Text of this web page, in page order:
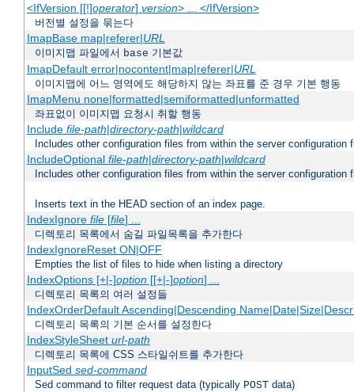
<IfVersion [[!]operator] version> ... </IfVersion>
버전별 설정을 묶는다
ImapBase map|referer|URL
이미지맵 파일에서 base 기본값
ImapDefault error|nocontent|map|referer|URL
이미지맵에 어느 영역에도 해당하지 않는 좌표를 준 경우 기본 행동
ImapMenu none|formatted|semiformatted|unformatted
좌표없이 이미지맵 요청시 취할 행동
Include file-path|directory-path|wildcard
Includes other configuration files from within the server configuration
IncludeOptional file-path|directory-path|wildcard
Includes other configuration files from within the server configuration
Inserts text in the HEAD section of an index page.
IndexIgnore file[file] ...
디렉토리 목록에서 숨길 파일목록을 추가한다
IndexIgnoreReset ON|OFF
Empties the list of files to hide when listing a directory
IndexOptions [+|-]option[[+|-]option] ...
디렉토리 목록의 여러 설정들
IndexOrderDefault Ascending|Descending
디렉토리 목록의 기본 순서를 설정한다
IndexStyleSheet url-path
디렉토리 목록에 CSS 스타일쉬트를 추가한다
InputSed sed-command
Sed command to filter request data (typically POST data)